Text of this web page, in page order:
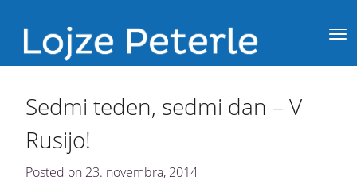
Sedmi teden, sedmi dan – V
Rusijo!
Posted on 23. novembra, 2014